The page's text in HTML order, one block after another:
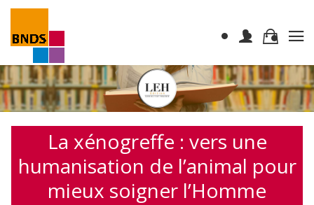
La xénogreffe : vers une
humanisation de l’animal pour
mieux soigner l’Homme